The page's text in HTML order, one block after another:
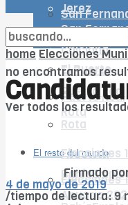
San
Chiclana
El Puerto
Puerto Real
Rota
El resto del mundo
Elecciones
Jerez
San
Chiclana
El Puerto
Puerto Real
Rota
El resto del mundo
Elecciones
Anuario
no encontramos
Ver todos los
home Elecciones
Firmado
4 de mayo de 2019
/tiempo de lectura: 9